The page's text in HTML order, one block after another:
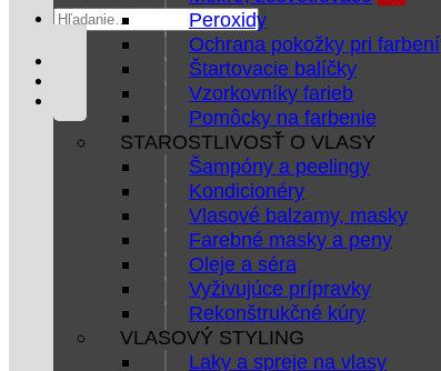
Hľadať:
Peroxidy
Ochrana pokožky pri farbení
Štartovacie balíčky
Vzorkovníky farieb
Pomôcky na farbenie
STAROSTLIVOSŤ O VLASY
Šampóny a peelingy
Kondicionéry
Vlasové balzamy, masky
Farebné masky a peny
Oleje a séra
Vyživujúce prípravky
Rekonštrukčné kúry
VLASOVÝ STYLING
Laky a spreje na vlasy